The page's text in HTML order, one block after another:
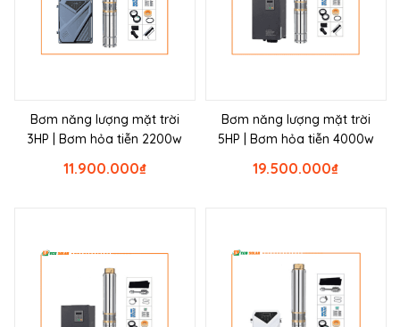
Bơm năng lượng mặt trời
3HP | Bơm hỏa tiễn 2200w
₫
11.900.000
Bơm năng lượng mặt trời
5HP | Bơm hỏa tiễn 4000w
₫
19.500.000